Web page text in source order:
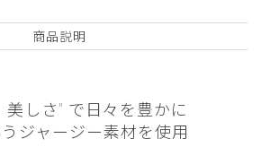
商品説明
美しさ" で日々を豊かに
ジャージー素材を使用